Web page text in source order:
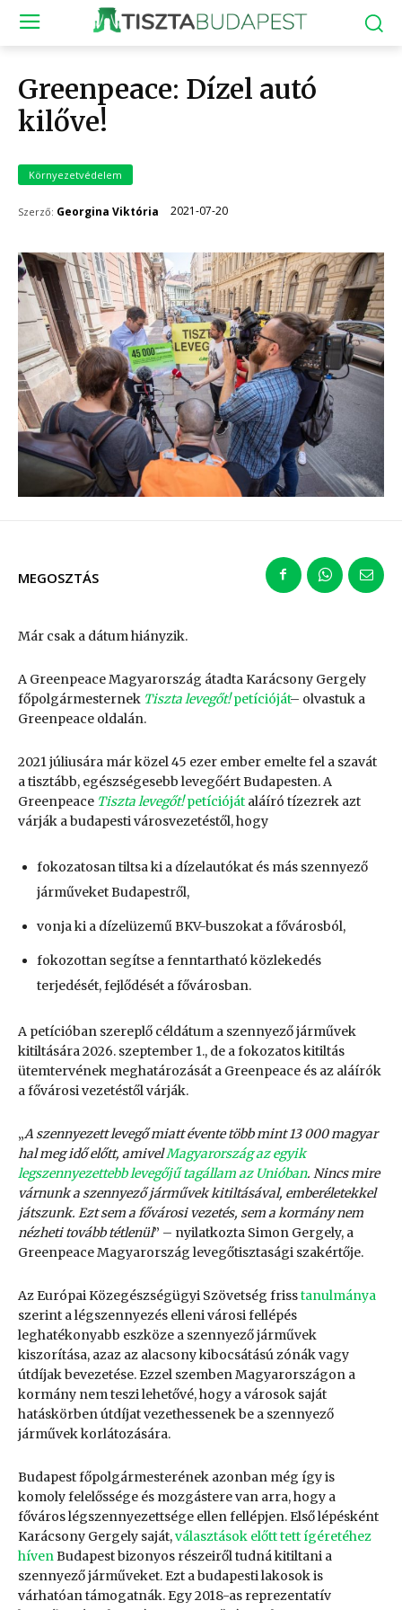
Greenpeace: Dízel autó
kilőve!
Környezetvédelem
Szerző: Georgina Viktória 2021-07-20
MEGOSZTÁS
Már csak a dátum hiányzik.
A Greenpeace Magyarország átadta Karácsony Gergely
főpolgármesternek Tiszta levegőt!petícióját– olvastuk a
Greenpeace oldalán.
2021 júliusára már közel 45 ezer ember emelte fel a szavát
a tisztább, egészségesebb levegőért Budapesten. A
Greenpeace Tiszta levegőt!petícióját aláíró tízezrek azt
várják a budapesti városvezetéstől, hogy
fokozatosan tiltsa ki a dízelautókat és más szennyező
járműveket Budapestről,
vonja ki a dízelüzemű BKV-buszokat a fővárosból,
fokozottan segítse a fenntartható közlekedés
terjedését, fejlődését a fővárosban.
A petícióban szereplő céldátum a szennyező járművek
kitiltására 2026. szeptember 1., de a fokozatos kitiltás
ütemtervének meghatározását a Greenpeace és az aláírók
a fővárosi vezetéstől várják.
„A szennyezett levegő miatt évente több mint 13 000 magyar
hal meg idő előtt, amivelMagyarország az egyik
legszennyezettebb levegőjű tagállam az Unióban. Nincs mire
várnunk a szennyező járművek kitiltásával, emberéletekkel
játszunk. Ezt sem a fővárosi vezetés, sem a kormány nem
nézheti tovább tétlenül” – nyilatkozta Simon Gergely, a
Greenpeace Magyarország levegőtisztasági szakértője.
Az Európai Közegészségügyi Szövetség frisstanulmánya
szerint a légszennyezés elleni városi fellépés
leghatékonyabb eszköze a szennyező járművek
kiszorítása, azaz az alacsony kibocsátású zónák vagy
útdíjak bevezetése. Ezzel szemben Magyarországon a
kormány nem teszi lehetővé, hogy a városok saját
hatáskörben útdíjat vezethessenek be a szennyező
járművek korlátozására.
Budapest főpolgármesterének azonban még így is
komoly felelőssége és mozgástere van arra, hogy a
főváros légszennyezettsége ellen fellépjen. Első lépésként
Karácsony Gergely saját,választások előtt tett ígéretéhez
híven Budapest bizonyos részeiről tudná kitiltani a
szennyező járműveket. Ezt a budapesti lakosok is
várhatóan támogatnák. Egy 2018-as reprezentatív